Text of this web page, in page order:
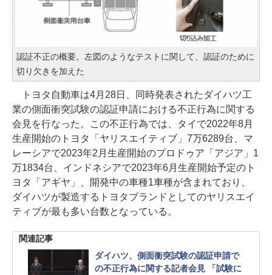
認証不正の概要。左図のようなテストに関して、認証のために
切り欠きを加えた
トヨタ自動車は4月28日、同時発表されたダイハツ工
業の側面衝突試験の認証申請における不正行為に関する
会見を行なった。この不正行為では、タイで2022年8月
生産開始のトヨタ「ヤリスエイティブ」7万6289台、マ
レーシアで2023年2月生産開始のプロドゥア「アジア」1
万1834台、インドネシアで2023年6月生産開始予定のト
ヨタ「アギヤ」、開発中の車種1車種が含まれており、
ダイハツが製造するトヨタブランドとしてのヤリスエイ
ティブが最も多い台数となっている。
関連記事
ダイハツ、側面衝突試験の認証申請で
の不正行為に関する記者会見 「試験に